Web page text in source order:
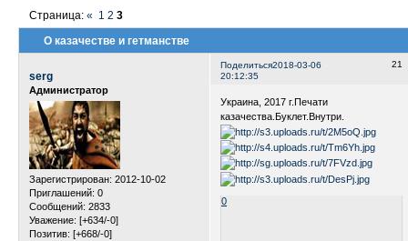
О казачестве и гетманстве
Страница:« 1 2 3
Поделиться 21
2018-03-06
20:12:35
serg
Администратор
Зарегистрирован: 2012-10-02
Приглашений: 0
Сообщений: 2833
Уважение: [+634/-0]
Позитив: [+668/-0]
Украина, 2017 г.Печати
казачества.Буклет.Внутри.
0